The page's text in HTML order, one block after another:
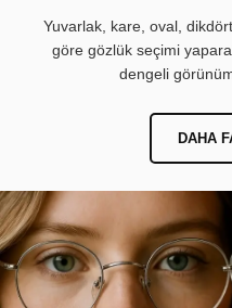
Yuvarlak, kare, oval,
göre gözlük seçimi
dengeli
DAHA